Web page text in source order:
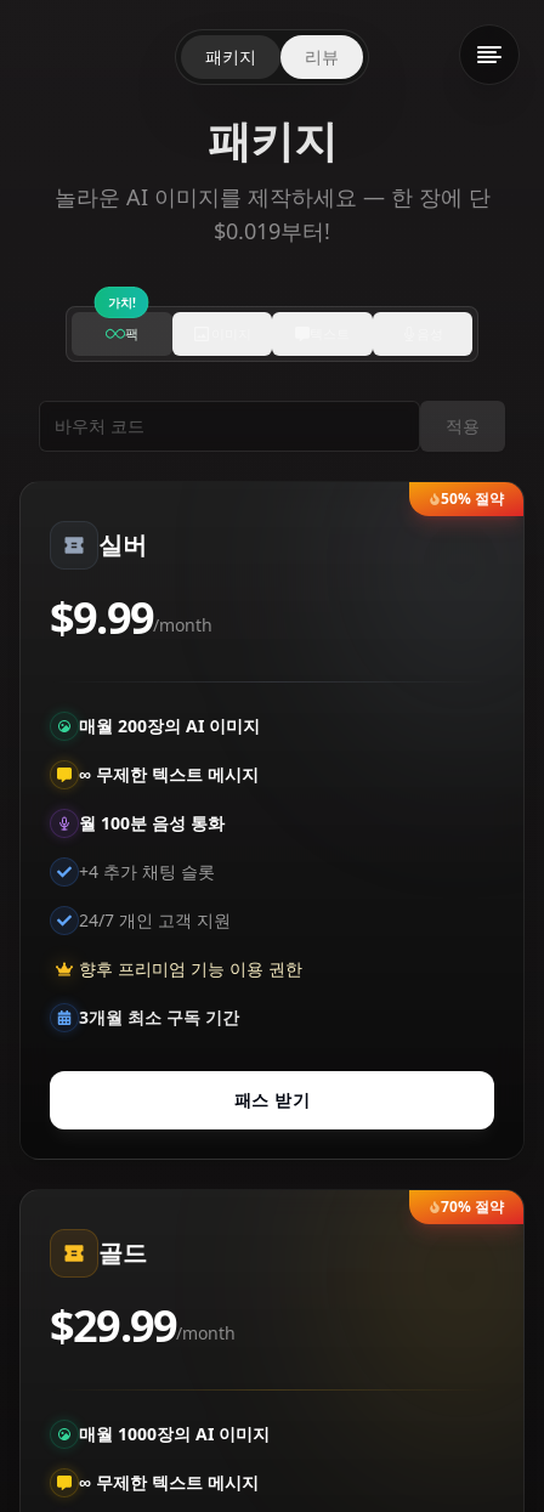
패키지 리뷰
패키지
놀라운 AI 이미지를 제작하세요 — 한 장에 단
$0.019부터!
팩
가치!
적용
50% 절약
실버
$9.99/month
매월 200장의 AI 이미지
∞ 무제한 텍스트 메시지
월 100분 음성 통화
+4 추가 채팅 슬롯
24/7 개인 고객 지원
향후 프리미엄 기능 이용 권한
3개월 최소 구독 기간
패스 받기
70% 절약
골드
$29.99/month
매월 1000장의 AI 이미지
∞ 무제한 텍스트 메시지